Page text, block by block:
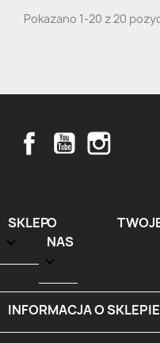
Pokazano 1-20 z 20
FacebookYouTube
SKLEP

O
NAS

INFORMACJA O SKLEPIE